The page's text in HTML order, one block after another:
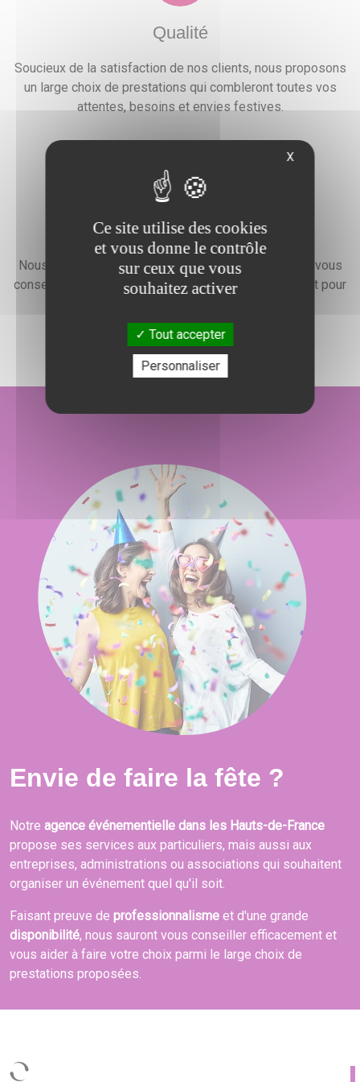
Qualité
Soucieux de la satisfaction de nos clients, nous proposons
un large choix de prestations qui combleront toutes vos
attentes, besoins et envies festives.
Devis gratuit
Nous faisons preuve d'une grande disponibilité pour vous
conseiller, vous renseigner et élaborer un devis gratuit pour
Envie de faire la fête ?
Notre agence événementielle dans les Hauts-de-France
propose ses services aux particuliers, mais aussi aux
entreprises, administrations ou associations qui souhaitent
organiser un événement quel qu'il soit.
Faisant preuve de professionnalisme et d'une grande
disponibilité, nous sauront vous conseiller efficacement et
vous aider à faire votre choix parmi le large choix de
prestations proposées.
X
Ce site utilise des cookies
et vous donne le contrôle
sur ceux que vous
souhaitez activer
Tout accepter
Personnaliser